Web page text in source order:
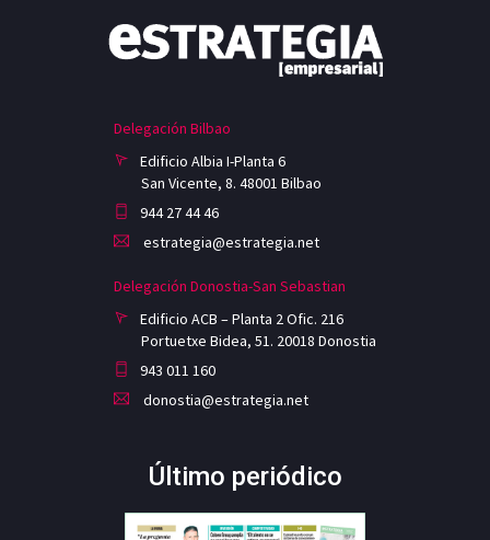
Delegación Bilbao
Edificio Albia I-Planta 6
San Vicente, 8. 48001 Bilbao
944 27 44 46
estrategia@estrategia.net
Delegación Donostia-San Sebastian
Edificio ACB – Planta 2 Ofic. 216
Portuetxe Bidea, 51. 20018 Donostia
943 011 160
donostia@estrategia.net
Último periódico